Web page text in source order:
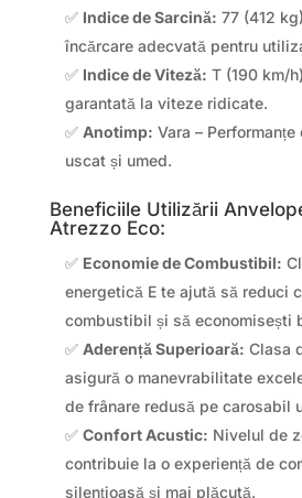
✅ Indice de Sarcină: 77 (412
încărcare adecvată pentru
✅ Indice de Viteză: T (190 km/
garantată la viteze ridicate.
✅ Anotimp: Vara –
uscat și umed.
Beneficiile Utilizării
Atrezzo Eco:
✅ Economie de Combustibil:
energetică E te ajută să reduci
combustibil și să economisești
✅ Aderență Superioară: Clasa
asigură o manevrabilitate
de frânare redusă pe carosabil
✅ Confort Acustic: Nivelul de
contribuie la o experiență de
silențioasă și mai plăcută.